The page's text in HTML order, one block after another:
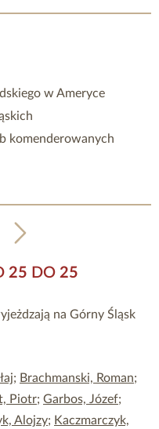
w Ameryce
komenderowanych
25 DO 25
na Górny Śląsk
; Brachmanski, Roman;
Piotr; Garbos, Józef;
Alojzy; Kaczmarczyk,